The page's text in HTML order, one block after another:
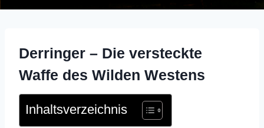
Derringer – Die versteckte
Waffe des Wilden Westens
Inhaltsverzeichnis